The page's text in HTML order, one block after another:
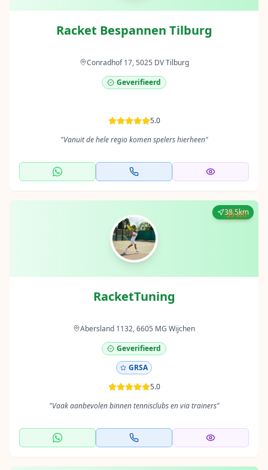
Racket Bespannen Tilburg
Conradhof 17, 5025 DV Tilburg
Geverifieerd
5.0
"Vanuit de hele regio komen spelers hierheen"
38.5km
RacketTuning
Abersland 1132, 6605 MG Wijchen
Geverifieerd
GRSA
5.0
"Vaak aanbevolen binnen tennisclubs en via trainers"
39 km